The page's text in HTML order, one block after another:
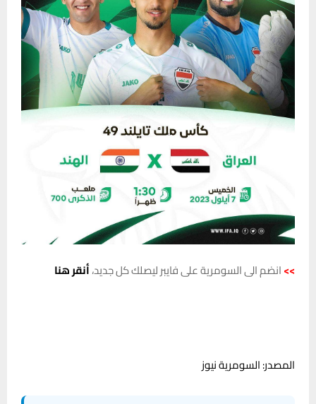
>>انضم الى السومرية على فايبر ليصلك كل جديد،أنقر هنا
المصدر: السومرية نيوز